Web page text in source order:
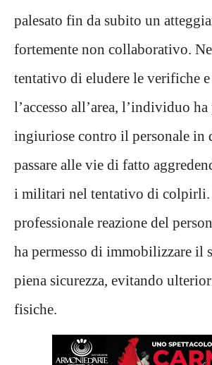
palesato fin da subito un
fortemente non collaborativo.
tentativo di eludere le verifiche e
l’accesso all’area, l’individuo ha
ingiuriose contro il personale in
passare alle vie di fatto
i militari nel tentativo di colpirli.
professionale reazione del
ha permesso di immobilizzare il
piena sicurezza, evitando
fisiche.